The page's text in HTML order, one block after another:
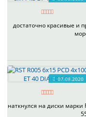
достаточно красивые и
07.08.2020
наткнулся на диски марки